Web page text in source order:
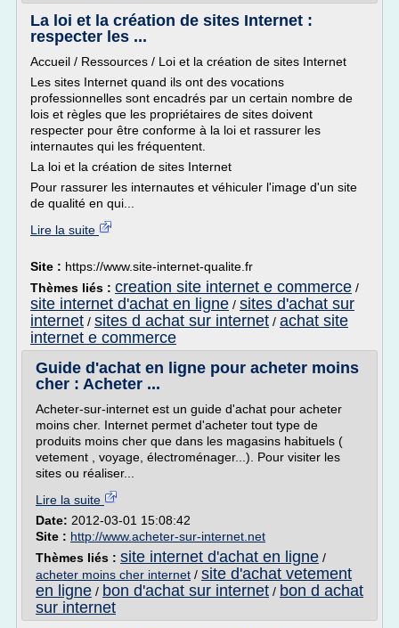
La loi et la création de sites Internet :
respecter les ...
Accueil / Ressources / Loi et la création de sites Internet
Les sites Internet quand ils ont des vocations
professionnelles sont encadrés par un certain nombre de
lois et règles que les propriétaires de sites doivent
respecter pour être conforme à la loi et rassurer les
internautes qui les fréquentent.
La loi et la création de sites Internet
Pour rassurer les internautes et véhiculer l'image d'un site
de qualité en qui...
Lire la suite
Site : https://www.site-internet-qualite.fr
Thèmes liés : creation site internet e commerce /
site internet d'achat en ligne / sites d'achat sur
internet / sites d achat sur internet / achat site
internet e commerce
Guide d'achat en ligne pour acheter moins
cher : Acheter ...
Acheter-sur-internet est un guide d'achat pour acheter
moins cher. Internet permet d'acheter tout type de
produits moins cher que dans les magasins habituels (
vetement , voyage, électroménager...). Pour visiter les
sites ou réaliser...
Lire la suite
Date: 2012-03-01 15:08:42
Site : http://www.acheter-sur-internet.net
Thèmes liés : site internet d'achat en ligne /
acheter moins cher internet / site d'achat vetement
en ligne / bon d'achat sur internet / bon d achat
sur internet